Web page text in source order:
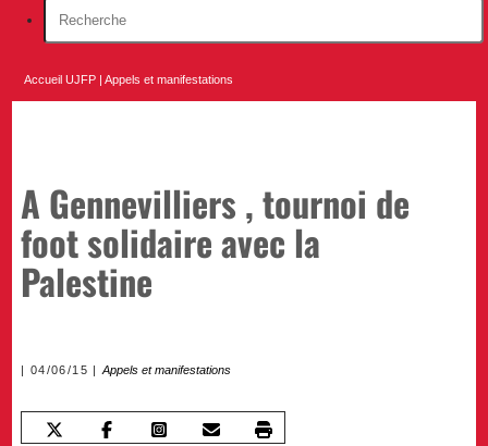
Accueil UJFP |Appels et manifestations
A Gennevilliers , tournoi de
foot solidaire avec la
Palestine
04/06/15 Appels et manifestations